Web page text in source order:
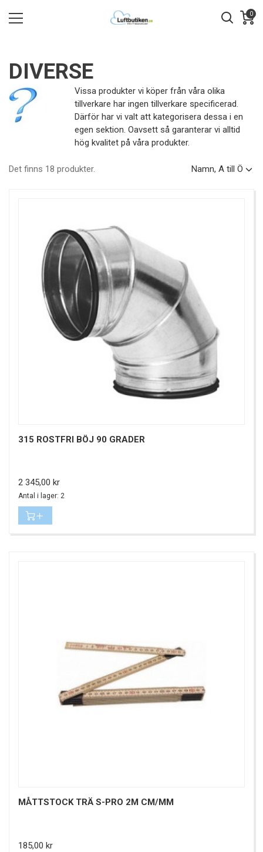
0
DIVERSE
Vissa produkter vi köper från våra olika
tillverkare har ingen tillverkare specificerad.
Därför har vi valt att kategorisera dessa i en
egen sektion. Oavsett så garanterar vi alltid
hög kvalitet på våra produkter.
Det finns 18 produkter. Namn, A till Ö
315 ROSTFRI BÖJ 90 GRADER
Pris
2 345,00 kr
Antal i lager: 2
MÅTTSTOCK TRÄ S-PRO 2M CM/MM
Pris
185,00 kr